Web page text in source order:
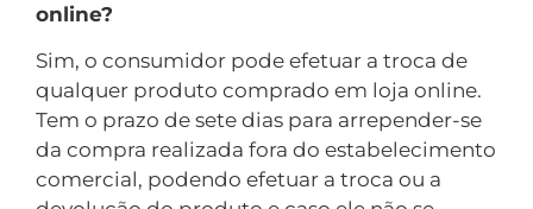
online?
Sim, o consumidor pode efetuar a troca de
qualquer produto comprado em loja online.
Tem o prazo de sete dias para arrepender-se
da compra realizada fora do estabelecimento
comercial, podendo efetuar a troca ou a